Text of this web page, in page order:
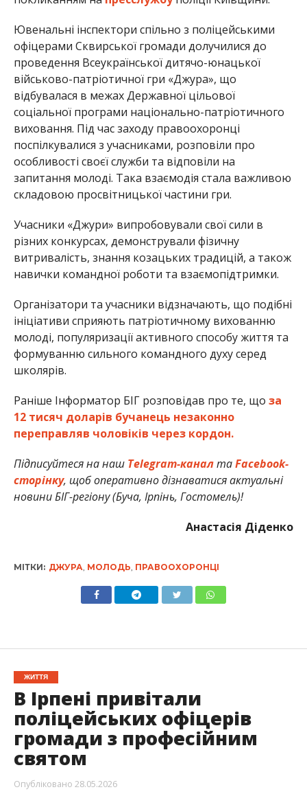
Ювенальні інспектори спільно з поліцейськими
офіцерами Сквирської громади долучилися до
проведення Всеукраїнської дитячо-юнацької
військово-патріотичної гри «Джура», що
відбувалася в межах Державної цільової
соціальної програми національно-патріотичного
виховання. Під час заходу правоохоронці
поспілкувалися з учасниками, розповіли про
особливості своєї служби та відповіли на
запитання молоді. Така взаємодія стала важливою
складовою просвітницької частини гри.
Учасники «Джури» випробовували свої сили в
різних конкурсах, демонстрували фізичну
витривалість, знання козацьких традицій, а також
навички командної роботи та взаємопідтримки.
Організатори та учасники відзначають, що подібні
ініціативи сприяють патріотичному вихованню
молоді, популяризації активного способу життя та
формуванню сильного командного духу серед
школярів.
Раніше Інформатор БІГ розповідав про те, що за
12 тисяч доларів бучанець незаконно
переправляв чоловіків через кордон.
Підписуйтеся на наш Telegram-каналтаFacebook-
сторінку, щоб оперативно дізнаватися актуальні
новини БІГ-регіону (Буча, Ірпінь, Гостомель)!
Анастасія Діденко
МІТКИ: ДЖУРА, МОЛОДЬ, ПРАВООХОРОНЦІ
ЖИТТЯ
В Ірпені привітали
поліцейських офіцерів
громади з професійним
святом
Опубліковано 28.05.2026